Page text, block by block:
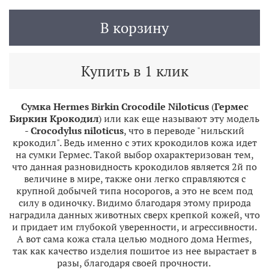
В корзину
Купить в 1 клик
Сумка Hermes Birkin Crocodile Niloticus (Гермес
Биркин Крокодил) или как еще называют эту модель
-Crocodylusniloticus, что в переводе "нильский
крокодил". Ведь именно с этих крокодилов кожа идет
на сумки Гермес. Такой выбор охарактеризован тем,
что данная разновидность крокодилов является 2й по
величине в мире, также они легко справляются с
крупной добычей типа носорогов, а это не всем под
силу в одиночку. Видимо благодаря этому природа
наградила данных животных сверх крепкой кожей, что
и придает им глубокой уверенности, и агрессивности.
А вот сама кожа стала целью модного дома Hermes,
так как качество изделия пошитое из нее вырастает в
разы, благодаря своей прочности.